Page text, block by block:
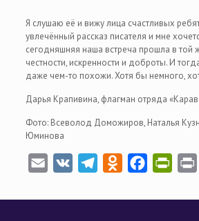
Я слушаю её и вижу лица счастливых
увлечённый рассказ писателя и мне
сегодняшняя наша встреча прошла в той
честности, искренности и доброты. И
даже чем-то похожи. Хотя бы немного,
Дарья Крапивина, флагман отряда
Фото: Всеволод Доможиров, Наталья
Юминова
Email VK TelegramOdnoklassniki
Facebook